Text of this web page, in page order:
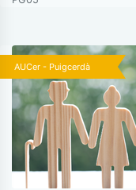
AUCer - Puigcerdà